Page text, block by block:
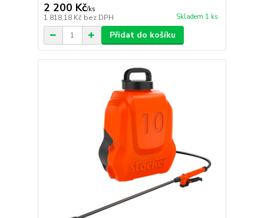
2 200 Kč/ks
1 818,18 Kč bez DPH Skladem 1 ks
Přidat do košíku